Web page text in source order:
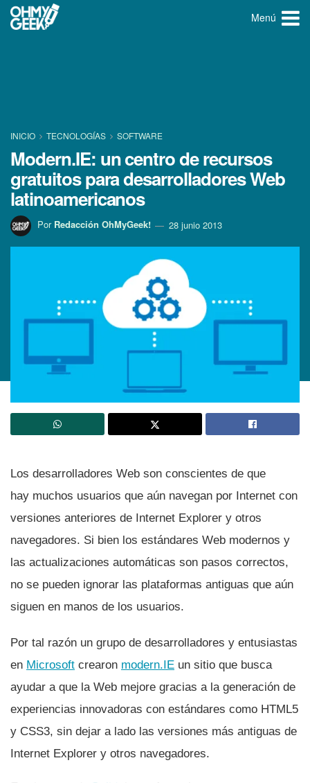
Menú
INICIO TECNOLOGÍ­AS SOFTWARE
Modern.IE: un centro de recursos
gratuitos para desarrolladores Web
latinoamericanos
Por Redacción OhMyGeek! 28 junio 2013
Los desarrolladores Web son conscientes de que
hay muchos usuarios que aún navegan por Internet con
versiones anteriores de Internet Explorer y otros
navegadores. Si bien los estándares Web modernos y
las actualizaciones automáticas son pasos correctos,
no se pueden ignorar las plataformas antiguas que aún
siguen en manos de los usuarios.
Por tal razón un grupo de desarrolladores y entusiastas
en Microsoft crearon modern.IE un sitio que busca
ayudar a que la Web mejore gracias a la generación de
experiencias innovadoras con estándares como HTML5
y CSS3, sin dejar a lado las versiones más antiguas de
Internet Explorer y otros navegadores.